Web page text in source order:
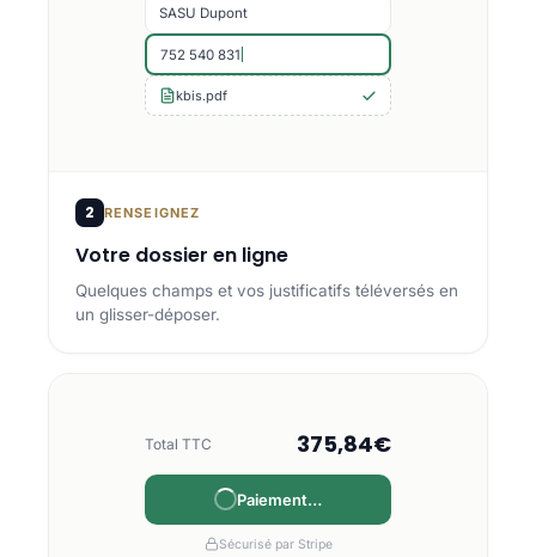
SASU Dupont
752 540 831
kbis.pdf
2 RENSEIGNEZ
Votre dossier en ligne
Quelques champs et vos justificatifs téléversés en
un glisser-déposer.
Total TTC 375,84€
Payé
Sécurisé par Stripe